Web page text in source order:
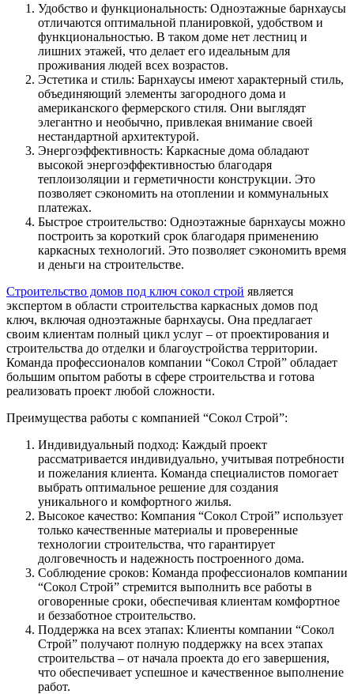
Удобство и функциональность: Одноэтажные барнхаусы
отличаются оптимальной планировкой, удобством и
функциональностью. В таком доме нет лестниц и
лишних этажей, что делает его идеальным для
проживания людей всех возрастов.
Эстетика и стиль: Барнхаусы имеют характерный стиль,
объединяющий элементы загородного дома и
американского фермерского стиля. Они выглядят
элегантно и необычно, привлекая внимание своей
нестандартной архитектурой.
Энергоэффективность: Каркасные дома обладают
высокой энергоэффективностью благодаря
теплоизоляции и герметичности конструкции. Это
позволяет сэкономить на отоплении и коммунальных
платежах.
Быстрое строительство: Одноэтажные барнхаусы можно
построить за короткий срок благодаря применению
каркасных технологий. Это позволяет сэкономить время
и деньги на строительстве.
Строительство домов под ключ сокол строй является
экспертом в области строительства каркасных домов под
ключ, включая одноэтажные барнхаусы. Она предлагает
своим клиентам полный цикл услуг – от проектирования и
строительства до отделки и благоустройства территории.
Команда профессионалов компании “Сокол Строй” обладает
большим опытом работы в сфере строительства и готова
реализовать проект любой сложности.
Преимущества работы с компанией “Сокол Строй”:
Индивидуальный подход: Каждый проект
рассматривается индивидуально, учитывая потребности
и пожелания клиента. Команда специалистов помогает
выбрать оптимальное решение для создания
уникального и комфортного жилья.
Высокое качество: Компания “Сокол Строй” использует
только качественные материалы и проверенные
технологии строительства, что гарантирует
долговечность и надежность построенного дома.
Соблюдение сроков: Команда профессионалов компании
“Сокол Строй” стремится выполнить все работы в
оговоренные сроки, обеспечивая клиентам комфортное
и беззаботное строительство.
Поддержка на всех этапах: Клиенты компании “Сокол
Строй” получают полную поддержку на всех этапах
строительства – от начала проекта до его завершения,
что обеспечивает успешное и качественное выполнение
работ.